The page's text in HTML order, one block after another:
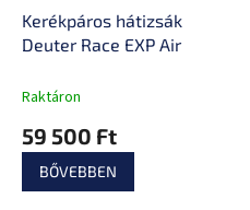
Kerékpáros hátizsák
Deuter Race EXP Air
Raktáron
59 500 Ft
BŐVEBBEN